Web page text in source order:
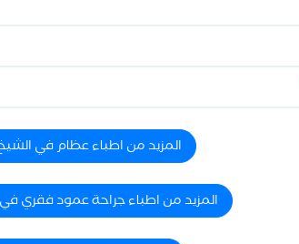
المزيد من اطباء عظام في الشيخ
المزيد من اطباء جراحة عمود فقري في